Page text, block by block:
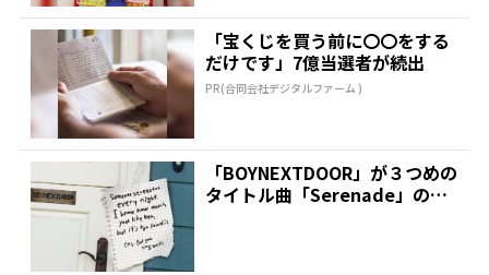
「宝くじを買う前に〇〇をする
だけです」7億当選者が続出
PR(合同会社デジタルファーム )
「BOYNEXTDOOR」が３つめの
タイトル曲「Serenade」のMV